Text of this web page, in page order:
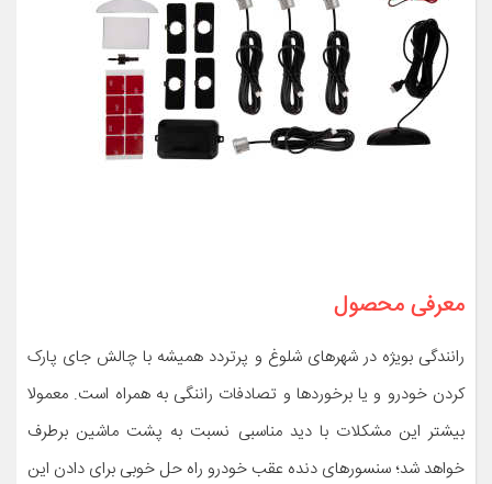
معرفی محصول
رانندگی بویژه در شهرهای شلوغ و پرتردد همیشه با چالش جای پارک
کردن خودرو و یا برخوردها و تصادفات راننگی به همراه است. معمولا
بیشتر این مشکلات با دید مناسبی نسبت به پشت ماشین برطرف
خواهد شد؛ سنسورهای دنده عقب خودرو راه حل خوبی برای دادن این